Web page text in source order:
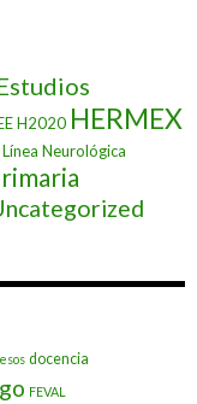
H2020 HERMEX
Línea Neurológica
docencia
FEVAL